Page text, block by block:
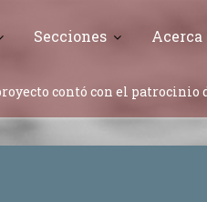
Secciones Acerca
contó con el patrocinio